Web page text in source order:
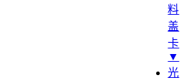
料
盖
卡
▼
光